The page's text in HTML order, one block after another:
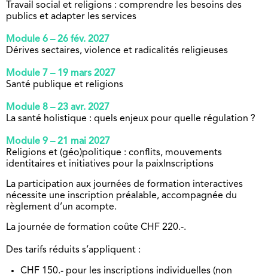
Travail social et religions : comprendre les besoins des
publics et adapter les services
Module 6 – 26 fév. 2027
Dérives sectaires, violence et radicalités religieuses
Module 7 – 19 mars 2027
Santé publique et religions
Module 8 – 23 avr. 2027
La santé holistique : quels enjeux pour quelle régulation ?
Module 9 – 21 mai 2027
Religions et (géo)politique : conflits, mouvements
identitaires et initiatives pour la paixInscriptions
La participation aux journées de formation interactives
nécessite une inscription préalable, accompagnée du
règlement d’un acompte.
La journée de formation coûte CHF 220.-.
Des tarifs réduits s’appliquent :
CHF 150.- pour les inscriptions individuelles (non